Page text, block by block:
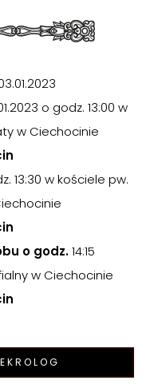
o godz. 13:00 w
w Ciechocinie
13:30 w kościele pw.
o godz.14:15
w Ciechocinie